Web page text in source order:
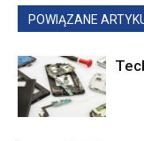
POWIĄZANE